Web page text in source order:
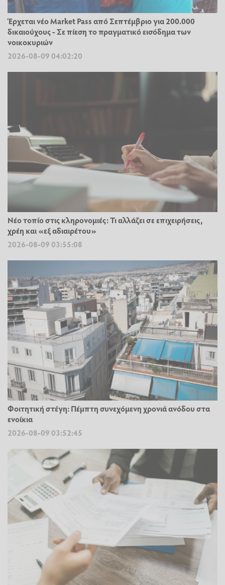
Έρχεται νέο Market Pass από Σεπτέμβριο για 200.000
δικαιούχους - Σε πίεση το πραγματικό εισόδημα των
νοικοκυριών
2026-08-09 04:02:20
Νέο τοπίο στις κληρονομιές: Τι αλλάζει σε επιχειρήσεις,
χρέη και «εξ αδιαιρέτου»
2026-08-09 03:55:08
Φοιτητική στέγη: Πέμπτη συνεχόμενη χρονιά ανόδου στα
ενοίκια
2026-08-09 03:52:45